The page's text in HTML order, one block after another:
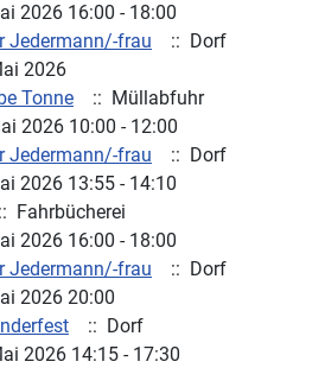
2026 16:00 - 18:00
Jedermann/-frau
:: Dorf
2026
Tonne
:: Müllabfuhr
2026 10:00 - 12:00
Jedermann/-frau
:: Dorf
2026 13:55 - 14:10
:: Fahrbücherei
2026 16:00 - 18:00
Jedermann/-frau
:: Dorf
2026 20:00
:: Dorf
2026 14:15 - 17:30